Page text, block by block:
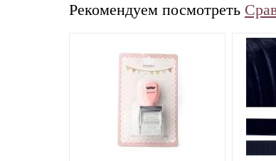
Рекомендуем посмотреть